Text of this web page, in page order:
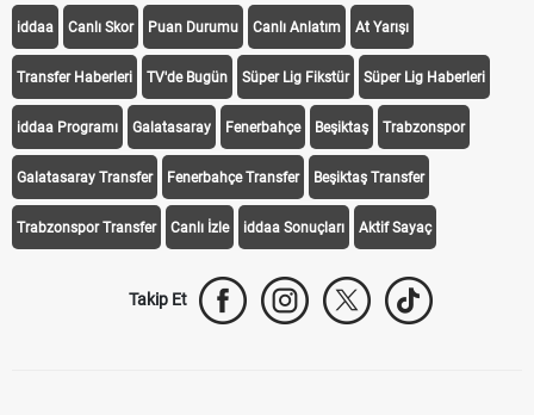
iddaa Canlı Skor Puan Durumu Canlı Anlatım At Yarışı
Transfer Haberleri TV'de Bugün Süper Lig Fikstür Süper Lig Haberleri
iddaa Programı Galatasaray Fenerbahçe Beşiktaş Trabzonspor
Galatasaray Transfer Fenerbahçe Transfer Beşiktaş Transfer
Trabzonspor Transfer Canlı İzle iddaa Sonuçları Aktif Sayaç
Takip Et